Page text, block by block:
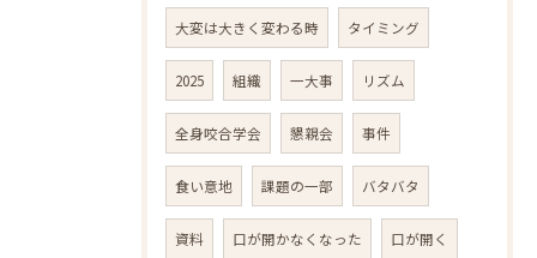
大変は大きく変わる時 タイミング
2025 組織 一大事 リズム
全身咬合学会 懇親会 事件
食い意地 課題の一部 バタバタ
資料 口が開かなくなった 口が開く